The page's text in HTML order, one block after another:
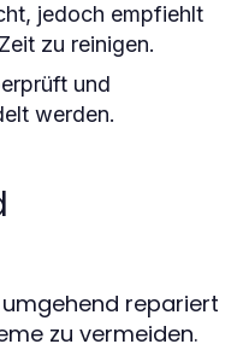
jedoch empfiehlt
zu reinigen.
und
werden.
repariert
zu vermeiden.